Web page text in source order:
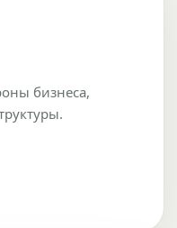
бизнеса,